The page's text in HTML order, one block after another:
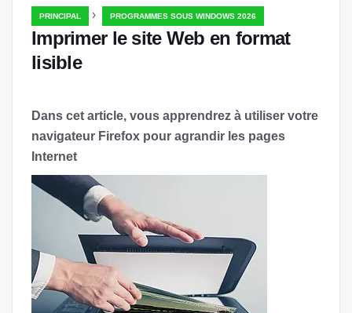
PRINCIPAL › PROGRAMMES SOUS WINDOWS 2026
Imprimer le site Web en format
lisible
Dans cet article, vous apprendrez à utiliser votre
navigateur Firefox pour agrandir les pages
Internet